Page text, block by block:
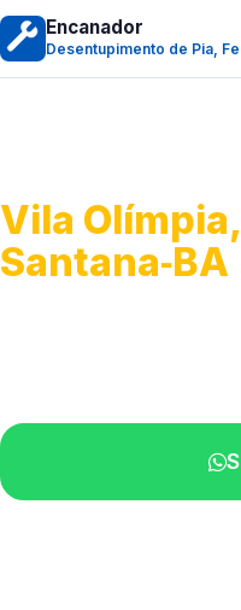
Encanador
Desentupimento de Pia,
Vila
Santana‑BA